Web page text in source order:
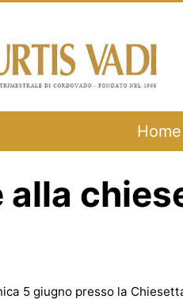
Home
alla
5 giugno presso la